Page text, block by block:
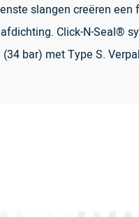
slangen creëren een
Click-N-Seal®
bar) met Type S.